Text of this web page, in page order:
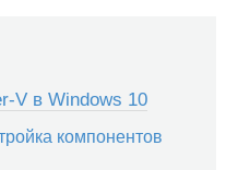
V в Windows 10
компонентов